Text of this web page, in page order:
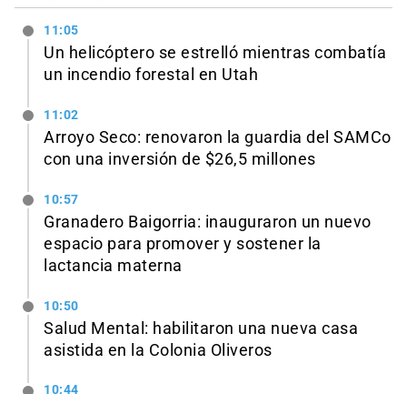
11:05
Un helicóptero se estrelló mientras combatía
un incendio forestal en Utah
11:02
Arroyo Seco: renovaron la guardia del SAMCo
con una inversión de $26,5 millones
10:57
Granadero Baigorria: inauguraron un nuevo
espacio para promover y sostener la
lactancia materna
10:50
Salud Mental: habilitaron una nueva casa
asistida en la Colonia Oliveros
10:44